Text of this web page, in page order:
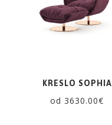
KRESLO SOPHIA
od 3630.00€